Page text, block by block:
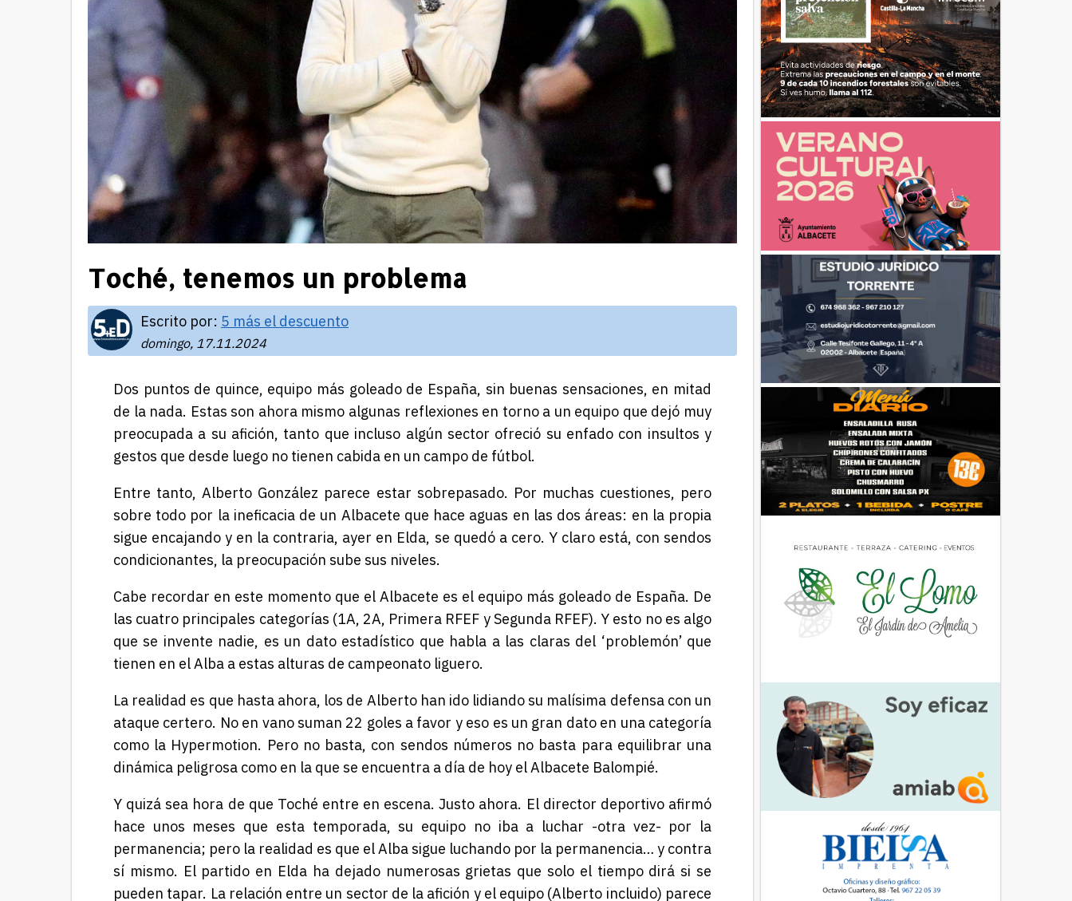
Toché, tenemos un problema
Escrito por: 5 más el descuento
domingo, 17.11.2024
Dos puntos de quince, equipo más goleado de España, sin buenas sensaciones, en mitad
de la nada. Estas son ahora mismo algunas reflexiones en torno a un equipo que dejó muy
preocupada a su afición, tanto que incluso algún sector ofreció su enfado con insultos y
gestos que desde luego no tienen cabida en un campo de fútbol.
Entre tanto, Alberto González parece estar sobrepasado. Por muchas cuestiones, pero
sobre todo por la ineficacia de un Albacete que hace aguas en las dos áreas: en la propia
sigue encajando y en la contraria, ayer en Elda, se quedó a cero. Y claro está, con sendos
condicionantes, la preocupación sube sus niveles.
Cabe recordar en este momento que el Albacete es el equipo más goleado de España. De
las cuatro principales categorías (1A, 2A, Primera RFEF y Segunda RFEF). Y esto no es algo
que se invente nadie, es un dato estadístico que habla a las claras del ‘problemón’ que
tienen en el Alba a estas alturas de campeonato liguero.
La realidad es que hasta ahora, los de Alberto han ido lidiando su malísima defensa con un
ataque certero. No en vano suman 22 goles a favor y eso es un gran dato en una categoría
como la Hypermotion. Pero no basta, con sendos números no basta para equilibrar una
dinámica peligrosa como en la que se encuentra a día de hoy el Albacete Balompié.
Y quizá sea hora de que Toché entre en escena. Justo ahora. El director deportivo afirmó
hace unos meses que esta temporada, su equipo no iba a luchar -otra vez- por la
permanencia; pero la realidad es que el Alba sigue luchando por la permanencia… y contra
sí mismo. El partido en Elda ha dejado numerosas grietas que solo el tiempo dirá si se
pueden tapar. La relación entre un sector de la afición y el equipo (Alberto incluido) parece